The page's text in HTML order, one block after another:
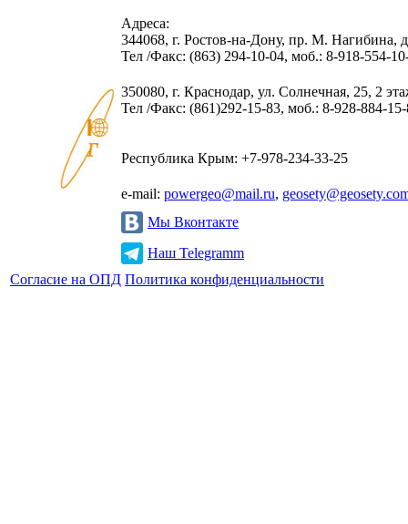
Адреса:
344068, г. Ростов-на-Дону, пр. М. Нагибина,
Тел /Факс: (863) 294-10-04, моб.: 8-918-554-
350080, г. Краснодар, ул. Солнечная, 25, 2
Тел /Факс: (861)292-15-83, моб.: 8-928-884-
Республика Крым: +7-978-234-33-25
e-mail: powergeo@mail.ru,
Мы Вконтакте
Наш Telegramm
Согласие на ОПД Политика конфиденциальности